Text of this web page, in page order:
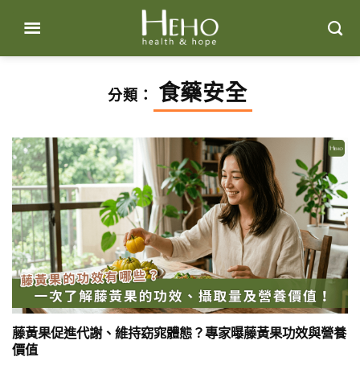
content
分類： 食藥安全
藤黃果促進代謝、維持窈窕體態？專家曝藤黃果功效與營養
價值